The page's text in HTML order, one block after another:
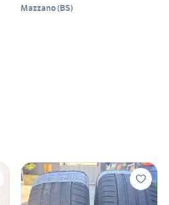
Mazzano(BS)